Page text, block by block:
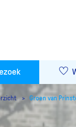
Groen van